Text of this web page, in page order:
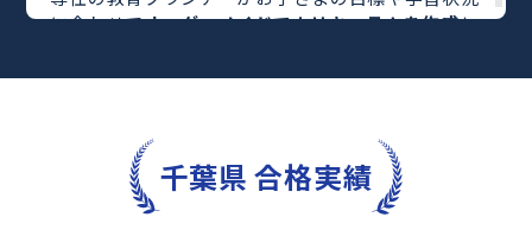
に合わせてオーダーメイドでカリキュラムを作成し
完全マンツーマンで自分に合った教師がわかるまで
さらに、単元別の学習の理解度がわかる「AI学習診
や授業内容や授業以外の勉強をナビゲートする
「DAILY TRY」
など、豊富な学習コンテンツが
千葉県 合格実績